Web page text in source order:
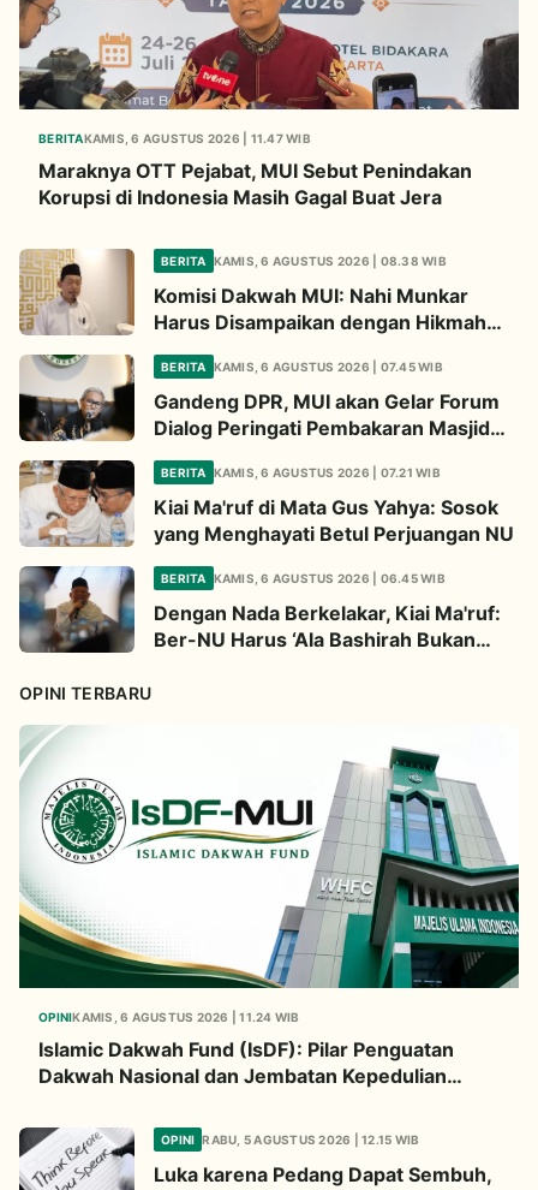
BERITAKAMIS, 6 AGUSTUS 2026 | 11.47 WIB
Maraknya OTT Pejabat, MUI Sebut Penindakan
Korupsi di Indonesia Masih Gagal Buat Jera
BERITA KAMIS, 6 AGUSTUS 2026 | 08.38 WIB
Komisi Dakwah MUI: Nahi Munkar
Harus Disampaikan dengan Hikmah
dan Solusi
BERITA KAMIS, 6 AGUSTUS 2026 | 07.45 WIB
Gandeng DPR, MUI akan Gelar Forum
Dialog Peringati Pembakaran Masjid
Al-Aqsa
BERITA KAMIS, 6 AGUSTUS 2026 | 07.21 WIB
Kiai Ma'ruf di Mata Gus Yahya: Sosok
yang Menghayati Betul Perjuangan NU
BERITA KAMIS, 6 AGUSTUS 2026 | 06.45 WIB
Dengan Nada Berkelakar, Kiai Ma'ruf:
Ber-NU Harus ‘Ala Bashirah Bukan
OPINI TERBARU
OPINIKAMIS, 6 AGUSTUS 2026 | 11.24 WIB
Islamic Dakwah Fund (IsDF): Pilar Penguatan
Dakwah Nasional dan Jembatan Kepedulian
OPINI RABU, 5 AGUSTUS 2026 | 12.15 WIB
Luka karena Pedang Dapat Sembuh,